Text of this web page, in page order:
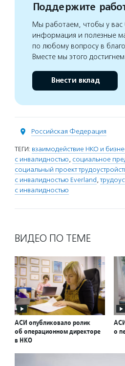
Поддержите
Мы работаем, чтобы у вас
информация и полезные
по любому вопросу в
Вместе мы этого достигнем
Внести вклад
Российская Федерация
ТЕГИ: взаимодействие НКО и
с инвалидностью, социальное
социальный проект
с инвалидностью Everland,
с инвалидностью
ВИДЕО ПО ТЕМЕ
АСИ опубликовало ролик
об операционном директоре
в НКО
о